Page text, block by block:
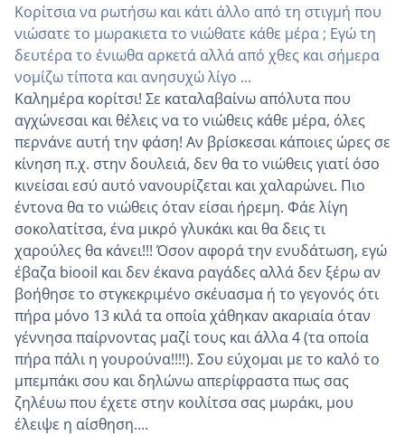
Κορίτσια να ρωτήσω και κάτι άλλο από τη στιγμή που
νιώσατε το μωρακιετα το νιώθατε κάθε μέρα ; Εγώ τη
δευτέρα το ένιωθα αρκετά αλλά από χθες και σήμερα
νομίζω τίποτα και ανησυχώ λίγο ...
Καλημέρα κορίτσι! Σε καταλαβαίνω απόλυτα που
αγχώνεσαι και θέλεις να το νιώθεις κάθε μέρα, όλες
περνάνε αυτή την φάση! Αν βρίσκεσαι κάποιες ώρες σε
κίνηση π.χ. στην δουλειά, δεν θα το νιώθεις γιατί όσο
κινείσαι εσύ αυτό νανουρίζεται και χαλαρώνει. Πιο
έντονα θα το νιώθεις όταν είσαι ήρεμη. Φάε λίγη
σοκολατίτσα, ένα μικρό γλυκάκι και θα δεις τι
χαρούλες θα κάνει!!! Όσον αφορά την ενυδάτωση, εγώ
έβαζα biooil και δεν έκανα ραγάδες αλλά δεν ξέρω αν
βοήθησε το στγκεκριμένο σκέυασμα ή το γεγονός ότι
πήρα μόνο 13 κιλά τα οποία χάθηκαν ακαριαία όταν
γέννησα παίρνοντας μαζί τους και άλλα 4 (τα οποία
πήρα πάλι η γουρούνα!!!!). Σου εύχομαι με το καλό το
μπεμπάκι σου και δηλώνω απερίφραστα πως σας
ζηλέυω που έχετε στην κοιλίτσα σας μωράκι, μου
έλειψε η αίσθηση....